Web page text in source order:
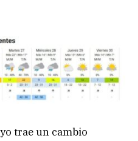
trae un cambio